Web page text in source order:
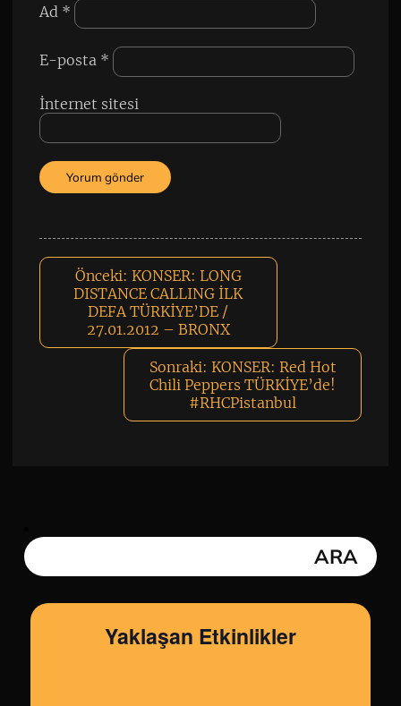
Ad *
E-posta *
İnternet sitesi
Önceki: KONSER: LONG
DISTANCE CALLING İLK
DEFA TÜRKİYE’DE /
27.01.2012 – BRONX
Sonraki: KONSER: Red Hot
Chili Peppers TÜRKİYE’de!
#RHCPistanbul
Yaklaşan Etkinlikler